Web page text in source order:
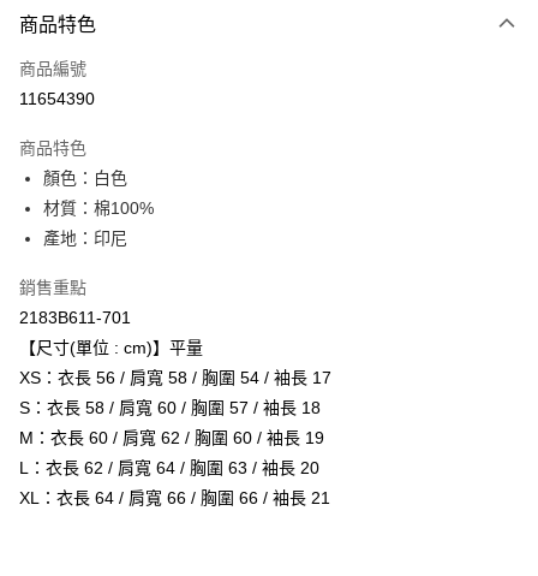
信用卡一次付款
超商取貨付款
運送方式
全家取貨付款
每筆NT$80，滿NT$6,000(含以上)免運費
萊爾富取貨付款
每筆NT$80，滿NT$6,000(含以上)免運費
付款後萊爾富取貨
每筆NT$80，滿NT$6,000(含以上)免運費
商品特色
商品編號
11654390
商品特色
顏色：白色
材質：棉100%
產地：印尼
銷售重點
2183B611-701
【尺寸(單位 : cm)】平量
XS：衣長 56 / 肩寬 58 / 胸圍 54 / 袖長 17
S：衣長 58 / 肩寬 60 / 胸圍 57 / 袖長 18
M：衣長 60 / 肩寬 62 / 胸圍 60 / 袖長 19
L：衣長 62 / 肩寬 64 / 胸圍 63 / 袖長 20
XL：衣長 64 / 肩寬 66 / 胸圍 66 / 袖長 21